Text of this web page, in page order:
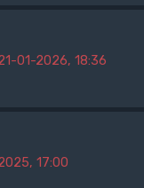
01-2026, 18:36
17:00